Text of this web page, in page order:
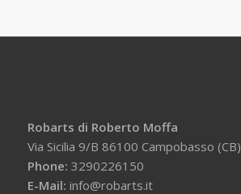
Robarts di Roberto Moffa
Via Sicilia 9/B 86100 Campobasso (CB)
Phone: 3290226150
E-Mail: info@robarts.it